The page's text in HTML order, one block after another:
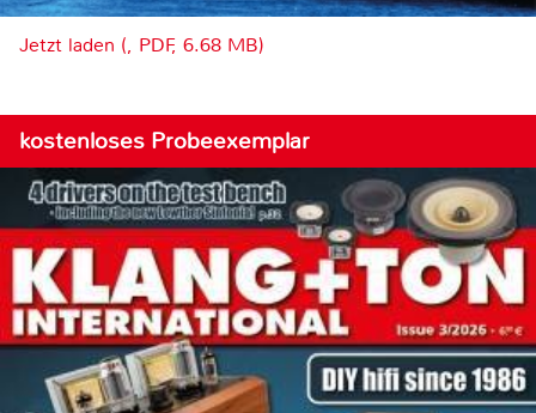
Jetzt laden (, PDF, 6.68 MB)
kostenloses Probeexemplar